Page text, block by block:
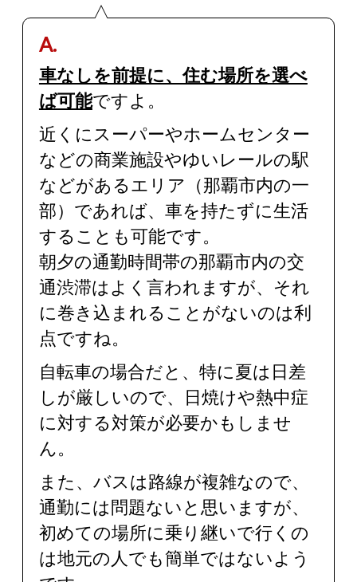
A.
車なしを前提に、住む場所を選べ
ば可能ですよ。
近くにスーパーやホームセンター
などの商業施設やゆいレールの駅
などがあるエリア（那覇市内の一
部）であれば、車を持たずに生活
することも可能です。
朝夕の通勤時間帯の那覇市内の交
通渋滞はよく言われますが、それ
に巻き込まれることがないのは利
点ですね。
自転車の場合だと、特に夏は日差
しが厳しいので、日焼けや熱中症
に対する対策が必要かもしませ
ん。
また、バスは路線が複雑なので、
通勤には問題ないと思いますが、
初めての場所に乗り継いで行くの
は地元の人でも簡単ではないよう